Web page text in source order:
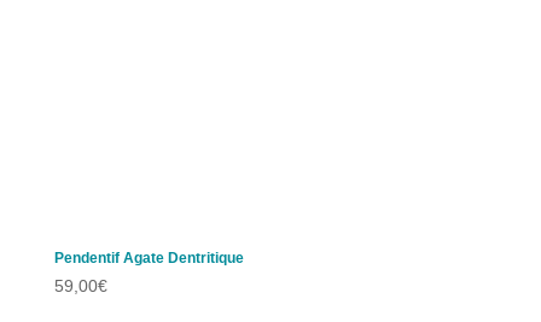
Pendentif Agate Dentritique
59,00€